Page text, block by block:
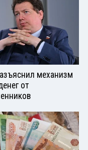
механизм
от